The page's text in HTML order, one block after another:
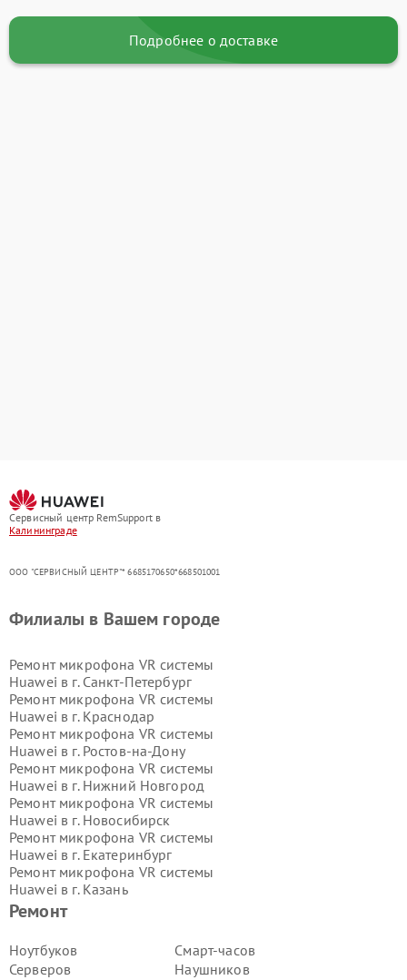
Подробнее о доставке
Сервисный центр RemSupport в
Калининграде
ООО "СЕРВИСНЫЙ ЦЕНТР"* 6685170650*668501001
Ремонт
Ноутбуков
Серверов
Смарт-часов
Наушников
Филиалы в Вашем городе
Ремонт микрофона VR системы
Huawei в г. Санкт-Петербург
Ремонт микрофона VR системы
Huawei в г. Краснодар
Ремонт микрофона VR системы
Huawei в г. Ростов-на-Дону
Ремонт микрофона VR системы
Huawei в г. Нижний Новгород
Ремонт микрофона VR системы
Huawei в г. Новосибирск
Ремонт микрофона VR системы
Huawei в г. Екатеринбург
Ремонт микрофона VR системы
Huawei в г. Казань
Ремонт микрофона VR системы
Huawei в г.
Ремонт микрофона VR системы
Huawei в г.
Ремонт микрофона VR системы